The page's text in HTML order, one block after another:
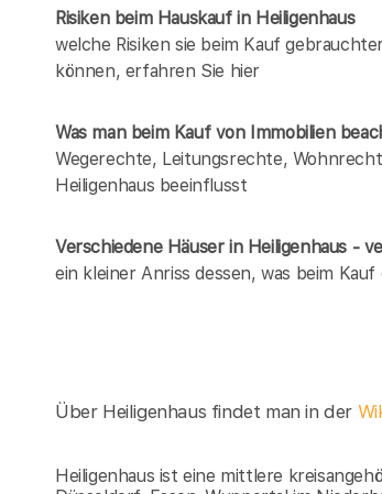
Risiken beim Hauskaufin Heiligenhaus
welche Risiken sie beim Kauf
können, erfahren Sie hier
Was man beim Kauf von Immobilien
Wegerechte, Leitungsrechte,
Heiligenhaus beeinflusst
Verschiedene Häuser in Heiligenhaus -
ein kleiner Anriss dessen, was beim
Über Heiligenhaus findet man in der
Heiligenhaus ist eine mittlere